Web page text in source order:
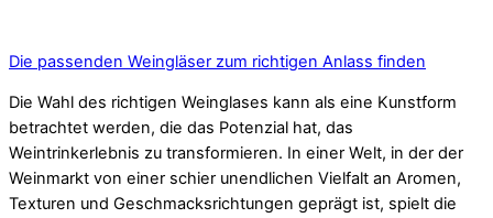
Die passenden Weingläser zum richtigen Anlass finden
Die Wahl des richtigen Weinglases kann als eine Kunstform
betrachtet werden, die das Potenzial hat, das
Weintrinkerlebnis zu transformieren. In einer Welt, in der der
Weinmarkt von einer schier unendlichen Vielfalt an Aromen,
Texturen und Geschmacksrichtungen geprägt ist, spielt die